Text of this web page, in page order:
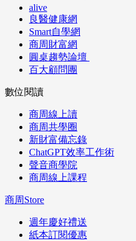
alive
良醫健康網
Smart自學網
商周財富網
圓桌趨勢論壇
百大顧問團
數位閱讀
商周線上讀
商周共學圈
新財富備忘錄
ChatGPT效率工作術
聲音商學院
商周線上課程
商周Store
週年慶好禮送
紙本訂閱優惠